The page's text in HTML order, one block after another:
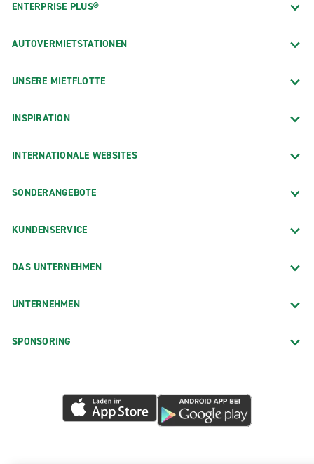
ENTERPRISE PLUS®
AUTOVERMIETSTATIONEN
UNSERE MIETFLOTTE
INSPIRATION
INTERNATIONALE WEBSITES
SONDERANGEBOTE
KUNDENSERVICE
DAS UNTERNEHMEN
UNTERNEHMEN
SPONSORING